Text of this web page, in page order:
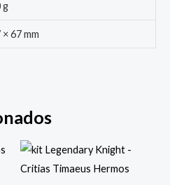
g
× 67 mm